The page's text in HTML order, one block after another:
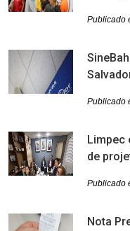
Publicado
Publicado
Limpec
de
Publicado
Nota